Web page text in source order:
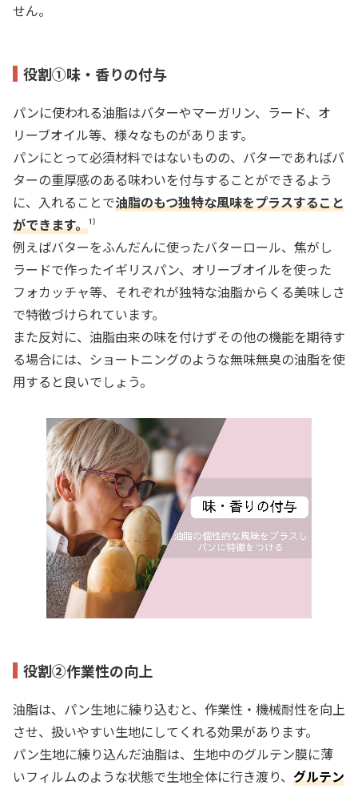
せん。
役割①味・香りの付与
パンに使われる油脂はバターやマーガリン、ラード、 オ
リーブオイル等、 様々なものがあります。
パンにとって必須材料ではないものの、バターであればバ
ターの重厚感のある味わいを付与することができるよう
に、入れることで油脂のもつ独特な風味をプラスすること
ができます。¹⁾
例えばバターをふんだんに使ったバターロール、焦がし
ラードで作ったイギリスパン、オリーブオイルを使った
フォカッチャ等、それぞれが独特な油脂からくる美味しさ
で特徴づけられています。
また反対に、油脂由来の味を付けずその他の機能を期待す
る場合には、ショートニングのような無味無臭の油脂を使
用すると良いでしょう。
役割②作業性の向上
油脂は、パン生地に練り込むと、作業性・機械耐性を向上
させ、扱いやすい生地にしてくれる効果があります。
パン生地に練り込んだ油脂は、生地中のグルテン膜に薄
いフィルムのような状態で生地全体に行き渡り、 グルテン